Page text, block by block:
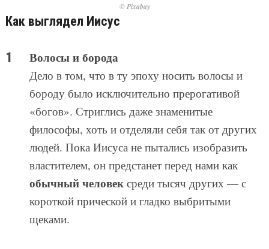
© Pixabay
Как выглядел Иисус
Волосы и борода
Дело в том, что в ту эпоху носить волосы и
бороду было исключительно прерогативой
«богов». Стриглись даже знаменитые
философы, хоть и отделяли себя так от других
людей. Пока Иисуса не пытались изобразить
властителем, он предстанет перед нами как
обычный человексреди тысяч других — с
короткой прической и гладко выбритыми
щеками.